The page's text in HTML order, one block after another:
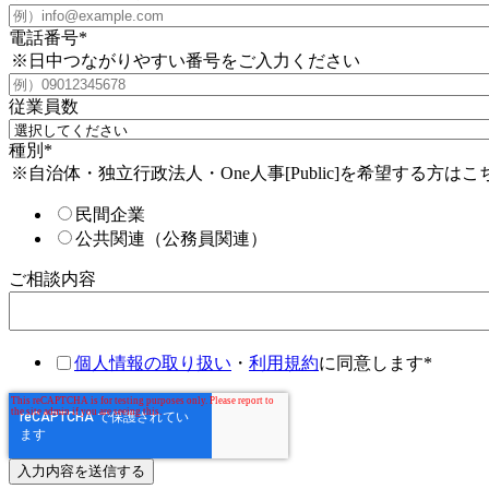
電話番号*
※日中つながりやすい番号をご入力ください
従業員数
種別 *
※自治体・独立行政法人・One人事[Public]を希望する方はこ
民間企業
公共関連（公務員関連）
ご相談内容
個人情報の取り扱い ・ 利用規約に同意します*